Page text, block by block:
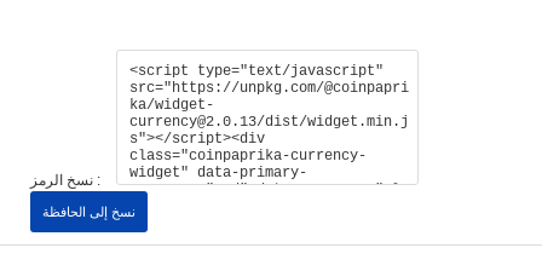
نسخ الرمز :
نسخ إلى الحافظة